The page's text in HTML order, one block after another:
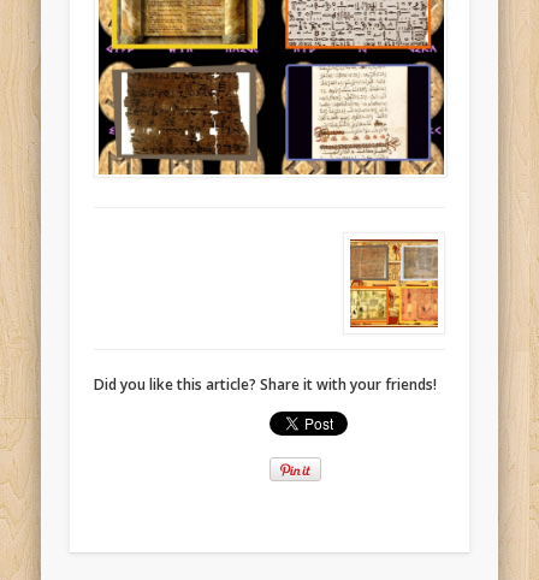
Did you like this article? Share it with your friends!